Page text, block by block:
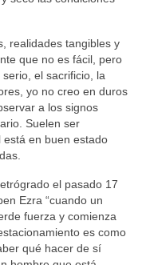
realidades tangibles y
que no es fácil, pero
el sacrificio, la
yo no creo en duros
a los signos
Suelen ser
está en buen estado
el pasado 17
Ezra “cuando un
fuerza y comienza
es como
qué hacer de sí